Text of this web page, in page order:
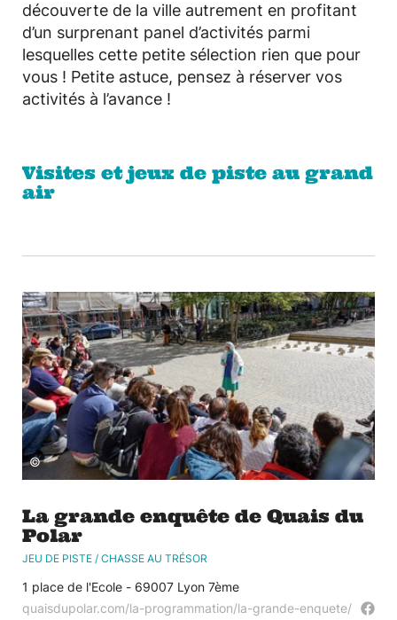
découverte de la ville autrement en profitant
d’un surprenant panel d’activités parmi
lesquelles cette petite sélection rien que pour
vous ! Petite astuce, pensez à réserver vos
activités à l’avance !
Visites et jeux de piste au grand
air
©
La grande enquête de Quais du
Polar
JEU DE PISTE / CHASSE AU TRÉSOR
1 place de l'Ecole - 69007 Lyon 7ème
quaisdupolar.com/la-programmation/la-grande-enquete/